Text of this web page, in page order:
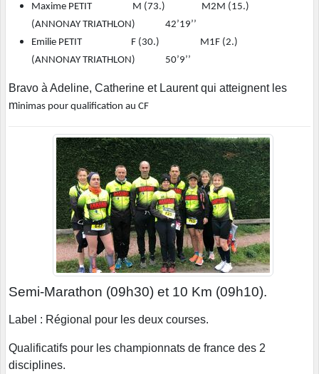
Maxime PETIT M (73.) M2M (15.)
(ANNONAY TRIATHLON) 42’19’’
Emilie PETIT F (30.) M1F (2.)
(ANNONAY TRIATHLON) 50’9’’
Bravo à Adeline, Catherine et Laurent qui atteignent les
minimas pour qualification au CF
Semi-Marathon (09h30) et 10 Km (09h10).
Label : Régional pour les deux courses.
Qualificatifs pour les championnats de france des 2
disciplines.